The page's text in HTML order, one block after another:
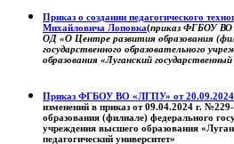
Приказ о создании педагогического
Михайловича Лоповка(приказ ФГБОУ
ОД «О Центре развития образования
государственного образовательного
образования «Луганский
Приказ ФГБОУ ВО «ЛГПУ» от
изменений в приказ от 09.04.2024 г.
образования (филиале) федерального
учреждения высшего образования
педагогический университет»